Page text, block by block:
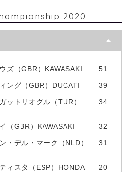
2020
ズ（GBR）KAWASAKI 51
ング（GBR）DUCATI 39
ットリオグル（TUR）
34
（GBR）KAWASAKI 32
・デル・マーク（NLD）
31
ィスタ（ESP）HONDA 20